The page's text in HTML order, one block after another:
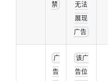
禁
无法
展现
广告
广
告
该广
告位